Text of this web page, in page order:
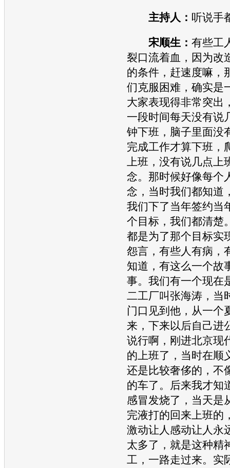
主持人： 听说手
宋顺生： 有些工
裂口流着血，因为改
的条件，赶速度嘛，
们克服困难，确实是
大家表现得非常突出
一段时间每天没有说
钟下班，脑子里面没
完成工作才算下班，
上班，没有说几点上
念。那时候好像每个
念，当时我们都知道
我们下了当年签约当
个目标，我们都清楚
都是为了那个目标实
怨言，有些人有病，
知道，有这么一个故
事。我们有一个现在
二工厂叫张海涛，当
门口见到他，从一个
来，下来以后自己进
说行啊，刚进北京现
的上班了，当时在顺
还是比较奢侈的，不
的车了。后来我才知
感冒发烧了，当天是
完液打的回来上班的
激动让人感动让人永
太多了，就是这种精
工，一路走过来。实